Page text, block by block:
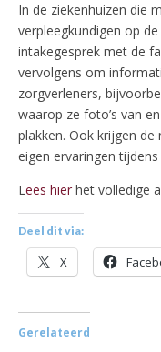
In de ziekenhuizen die
verpleegkundigen op
intakegesprek met de
vervolgens om
zorgverleners,
waarop ze foto’s van
plakken. Ook krijgen
eigen ervaringen
Lees hier het volledige
Deel dit via:
X
Gerelateerd